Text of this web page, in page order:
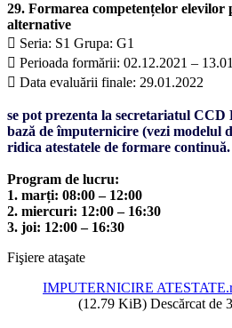
29. Formarea competențelor
alternative
 Seria: S1 Grupa: G1
 Perioada formării: 02.12.2021 –
 Data evaluării finale: 29.01.2022
se pot prezenta la secretariatul CCD
bază de împuternicire (vezi modelul
ridica atestatele de formare continuă.
Program de lucru:
1. marți: 08:00 – 12:00
2. miercuri: 12:00 – 16:30
3. joi: 12:00 – 16:30
Fişiere ataşate
IMPUTERNICIRE
(12.79 KiB) Descărcat de